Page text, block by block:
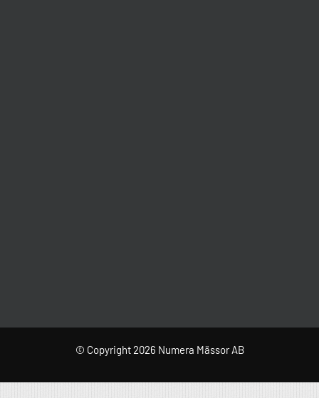
© Copyright 2026 Numera Mässor AB